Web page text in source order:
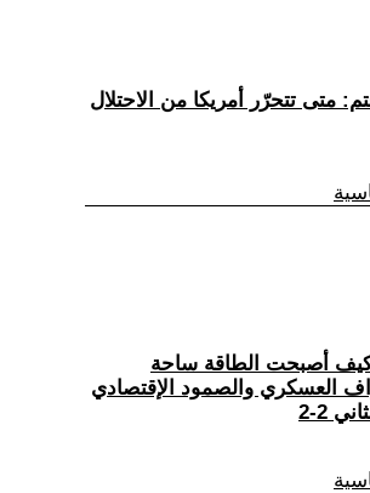
متى تتحرّر أمريكا من الاحتلال
كيف أصبحت الطاقة ساحة
العسكري والصمود الإقتصادي
2-2